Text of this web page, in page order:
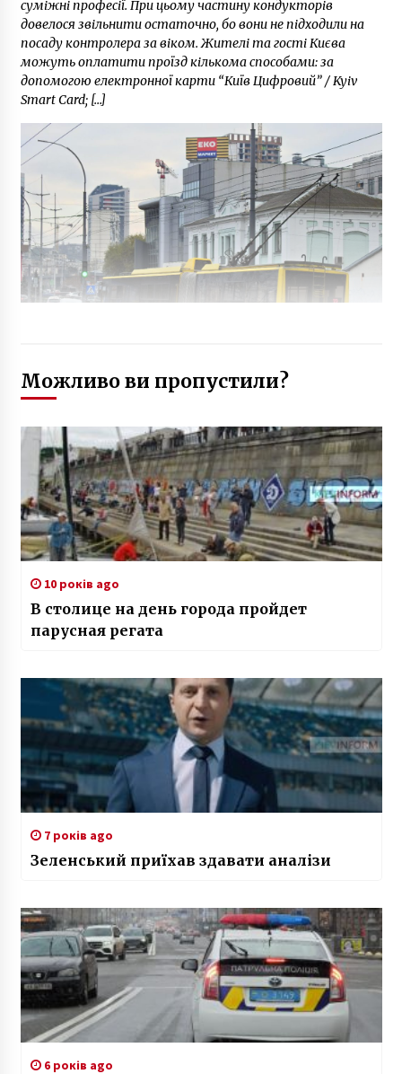
суміжні професії. При цьому частину кондукторів
довелося звільнити остаточно, бо вони не підходили на
посаду контролера за віком. Жителі та гості Києва
можуть оплатити проїзд кількома способами: за
допомогою електронної карти “Київ Цифровий” / Kyiv
Smart Card; […]
Можливо ви пропустили?
10 років ago
В столице на день города пройдет
парусная регата
7 років ago
Зеленський приїхав здавати аналізи
6 років ago